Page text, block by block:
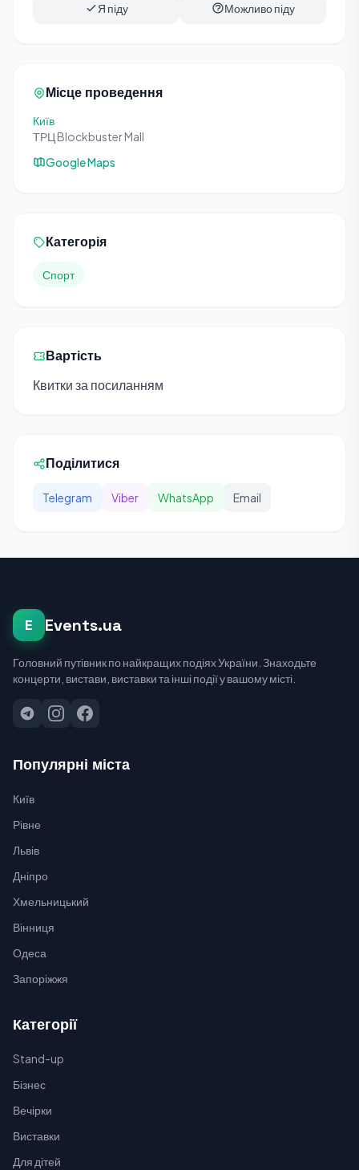
Я піду Можливо піду
Місце проведення
Київ
ТРЦ Blockbuster Mall
Google Maps
Категорія
Спорт
Вартість
Квитки за посиланням
Поділитися
Telegram Viber WhatsApp Email
E Events.ua
Головний путівник по найкращих подіях України. Знаходьте
концерти, вистави, виставки та інші події у вашому місті.
Популярні міста
Київ
Рівне
Львів
Дніпро
Хмельницький
Вінниця
Одеса
Запоріжжя
Категорії
Stand-up
Бізнес
Вечірки
Виставки
Для дітей